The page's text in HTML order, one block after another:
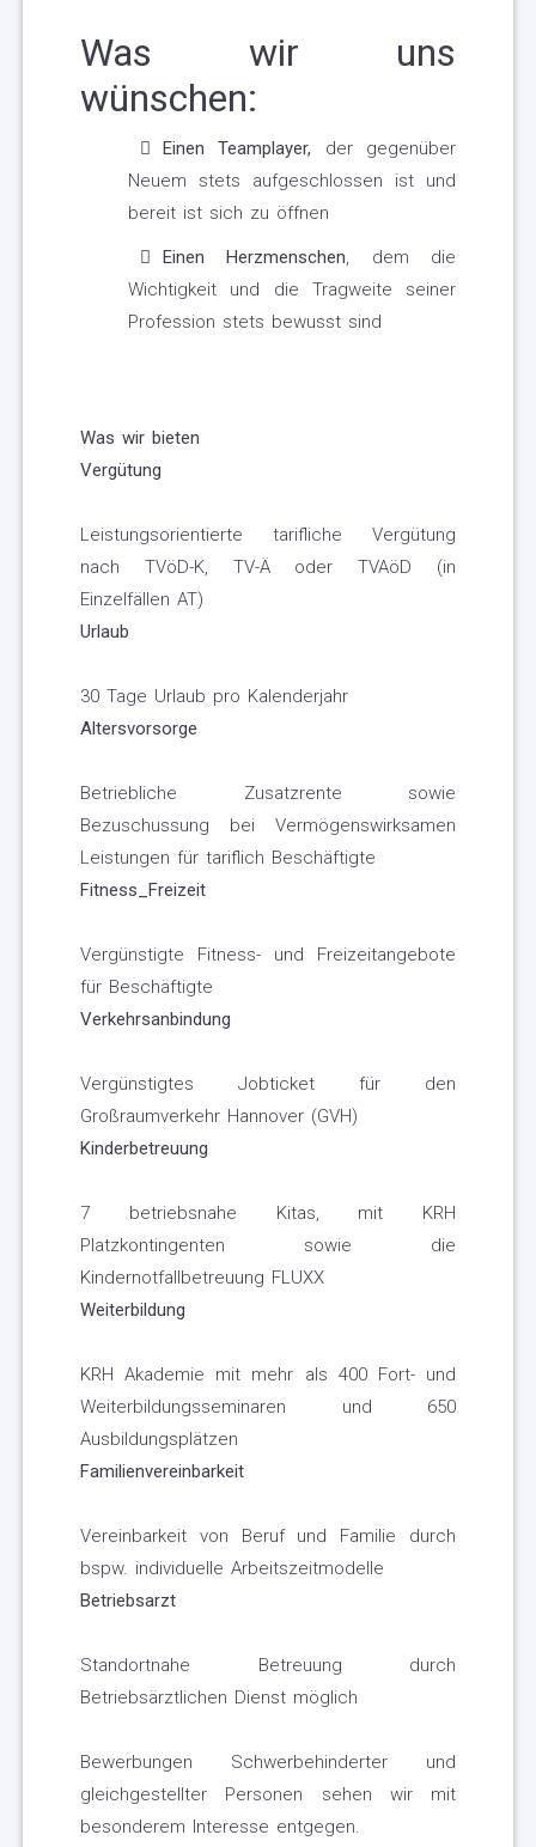
Was wir uns
wünschen:
Einen Teamplayer, der gegenüber
Neuem stets aufgeschlossen ist und
bereit ist sich zu öffnen
Einen Herzmenschen, dem die
Wichtigkeit und die Tragweite seiner
Profession stets bewusst sind
Was wir bieten
Vergütung
Leistungsorientierte tarifliche Vergütung
nach TVöD-K, TV-Ä oder TVAöD (in
Einzelfällen AT)
Urlaub
30 Tage Urlaub pro Kalenderjahr
Altersvorsorge
Betriebliche Zusatzrente sowie
Bezuschussung bei Vermögenswirksamen
Leistungen für tariflich Beschäftigte
Fitness_Freizeit
Vergünstigte Fitness- und Freizeitangebote
für Beschäftigte
Verkehrsanbindung
Vergünstigtes Jobticket für den
Großraumverkehr Hannover (GVH)
Kinderbetreuung
7 betriebsnahe Kitas, mit KRH
Platzkontingenten sowie die
Kindernotfallbetreuung FLUXX
Weiterbildung
KRH Akademie mit mehr als 400 Fort- und
Weiterbildungsseminaren und 650
Ausbildungsplätzen
Familienvereinbarkeit
Vereinbarkeit von Beruf und Familie durch
bspw. individuelle Arbeitszeitmodelle
Betriebsarzt
Standortnahe Betreuung durch
Betriebsärztlichen Dienst möglich
Bewerbungen Schwerbehinderter und
gleichgestellter Personen sehen wir mit
besonderem Interesse entgegen.